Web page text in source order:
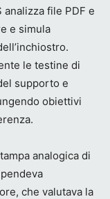
analizza file PDF e
e simula
le testine di
supporto e
obiettivi
analogica di
che valutava la